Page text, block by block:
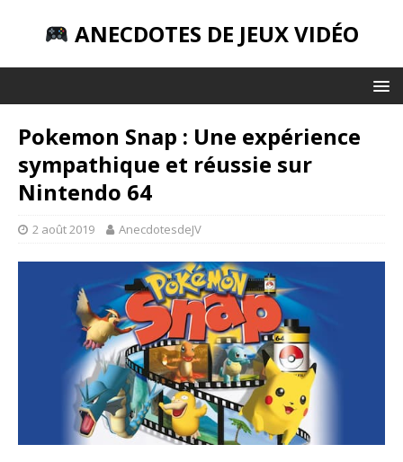
ANECDOTES DE JEUX VIDÉO
Pokemon Snap : Une expérience
sympathique et réussie sur
Nintendo 64
2 août 2019 AnecdotesdeJV